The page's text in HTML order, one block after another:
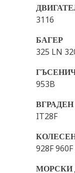
3116
БАГЕР
325 LN
953B
IT28F
928F
МОРСКИ